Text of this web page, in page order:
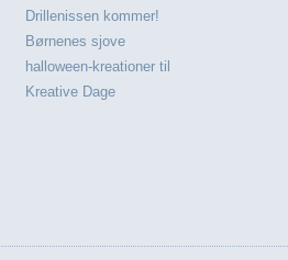
Drillenissen kommer!
Børnenes sjove
halloween-kreationer til
Kreative Dage